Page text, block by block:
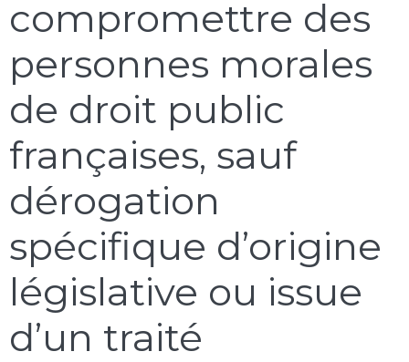
compromettre des
personnes morales
de droit public
françaises, sauf
dérogation
spécifique d’origine
législative ou issue
d’un traité